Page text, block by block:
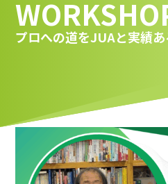
プロへの道をJUAと実績